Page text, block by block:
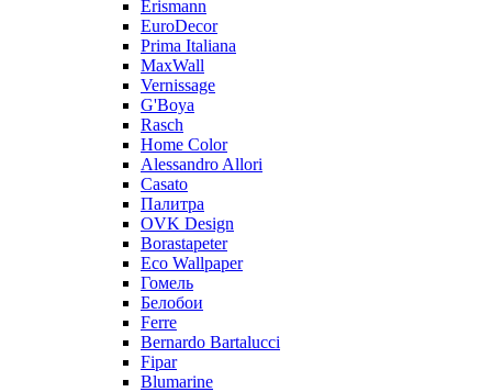
Erismann
EuroDecor
Prima Italiana
MaxWall
Vernissage
G'Boya
Rasch
Home Color
Alessandro Allori
Casato
Палитра
OVK Design
Borastapeter
Eco Wallpaper
Гомель
Белобои
Ferre
Bernardo Bartalucci
Fipar
Blumarine